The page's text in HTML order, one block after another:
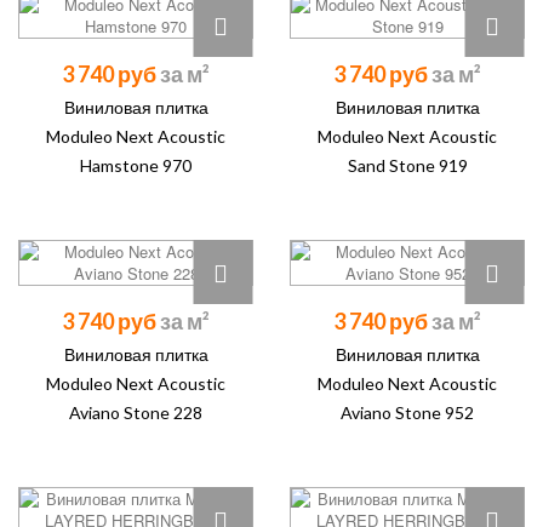
3 740 руб
Виниловая плитка
Moduleo Next Acoustic
Hamstone 970
3 740 руб
Виниловая плитка
Moduleo Next Acoustic
Sand Stone 919
3 740 руб
Виниловая плитка
Moduleo Next Acoustic
Aviano Stone 228
3 740 руб
Виниловая плитка
Moduleo Next Acoustic
Aviano Stone 952